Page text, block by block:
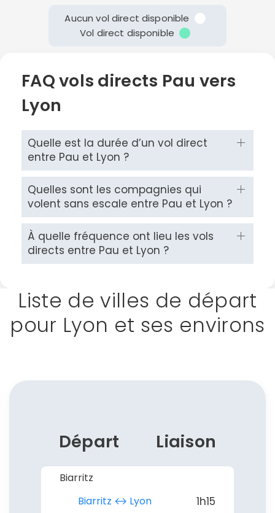
Aucun vol direct disponible
Vol direct disponible
FAQ vols directs Pau vers
Lyon
Quelle est la durée d’un vol direct
entre Pau et Lyon ?
Quelles sont les compagnies qui
volent sans escale entre Pau et Lyon ?
À quelle fréquence ont lieu les vols
directs entre Pau et Lyon ?
Liste de villes de départ
pour Lyon et ses environs
Départ Liaison
Biarritz
Biarritz ↔︎ Lyon
1h15